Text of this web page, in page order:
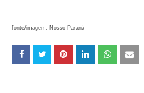
fonte/imagem: Nosso Paraná